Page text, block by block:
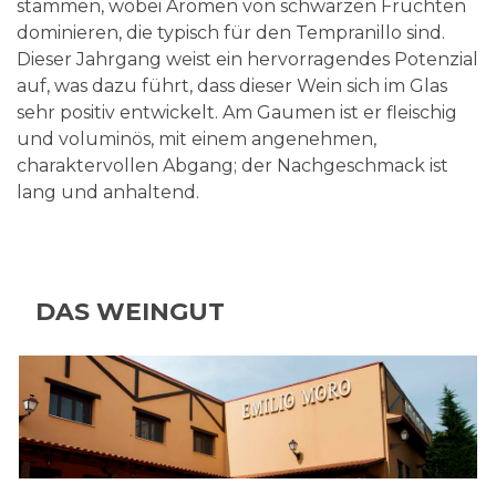
stammen, wobei Aromen von schwarzen Früchten
dominieren, die typisch für den Tempranillo sind.
Dieser Jahrgang weist ein hervorragendes Potenzial
auf, was dazu führt, dass dieser Wein sich im Glas
sehr positiv entwickelt. Am Gaumen ist er fleischig
und voluminös, mit einem angenehmen,
charaktervollen Abgang; der Nachgeschmack ist
lang und anhaltend.
DAS WEINGUT